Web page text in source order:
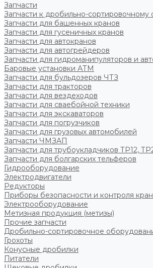
Запчасти
Запчасти к дробильно-
Запчасти для башенных кранов
Запчасти для гусеничных кранов
Запчасти для автокранов
Запчасти для автогрейдеров
Запчасти для гидроманипуляторов и
Баровые установки АТМ
Запчасти для бульдозеров ЧТЗ
Запчасти для тракторов
Запчасти для вездеходов
Запчасти для сваебойной техники
Запчасти для экскаваторов
Запчасти для погрузчиков
Запчасти для грузовых автомобилей
Запчасти ЧМЗАП
Запчасти для трубоукладчиков ТР12,
Запчасти для болгарских тельферов
Гидрооборудование
Электродвигатели
Редукторы
Приборы безопасности и контроля
Электрооборудование
Метизная продукция (метизы)
Прочие запчасти
Дробильно-сортировочное
Грохоты
Конусные дробилки
Питатели